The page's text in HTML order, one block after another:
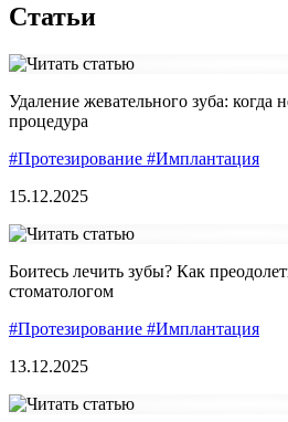
Статьи
Удаление жевательного зуба: когда
процедура
#Протезирование #Имплантация
15.12.2025
Боитесь лечить зубы? Как
стоматологом
#Протезирование #Имплантация
13.12.2025